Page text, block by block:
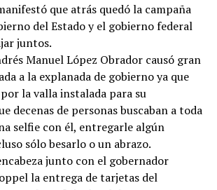
que atrás quedó la campaña
del Estado y el gobierno federal
juntos.
Manuel López Obrador causó gran
a la explanada de gobierno ya que
la valla instalada para su
decenas de personas buscaban a toda
selfie con él, entregarle algún
sólo besarlo o un abrazo.
junto con el gobernador
la entrega de tarjetas del